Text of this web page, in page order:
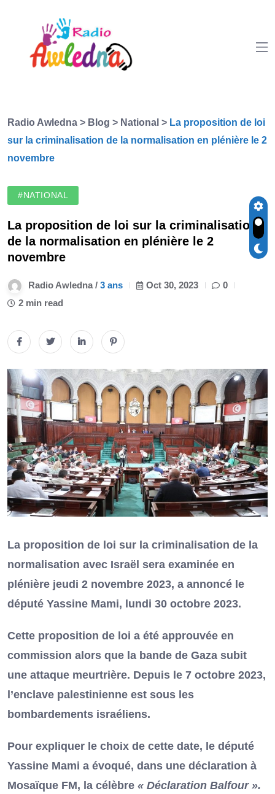
Radio Awledna > Blog > National > La proposition de loi
sur la criminalisation de la normalisation en plénière le 2
novembre
#NATIONAL
La proposition de loi sur la criminalisation
de la normalisation en plénière le 2
novembre
Radio Awledna / 3 ans Oct 30, 2023
0
2 min read
La proposition de loi sur la criminalisation de la
normalisation avec Israël sera examinée en
plénière jeudi 2 novembre 2023, a annoncé le
député Yassine Mami, lundi 30 octobre 2023.
Cette proposition de loi a été approuvée en
commission alors que la bande de Gaza subit
une attaque meurtrière. Depuis le 7 octobre 2023,
l’enclave palestinienne est sous les
bombardements israéliens.
Pour expliquer le choix de cette date, le député
Yassine Mami a évoqué, dans une déclaration à
Mosaïque FM, la célèbre « Déclaration Balfour ».